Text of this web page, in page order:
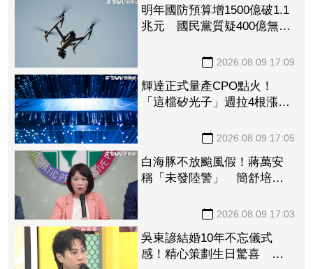
明年國防預算增1500億破1.1
兆元 國民黨質疑400億無人
2026.08.09 17:09
輝達正式量產CPO點火！
「這檔矽光子」週拉4根漲
2026.08.09 17:05
白海豚不放颱風假！蔣萬安
稱「未發陸警」 簡舒培轟
2026.08.09 17:03
吳東諺結婚10年不忘儀式
感！精心策劃生日驚喜 還